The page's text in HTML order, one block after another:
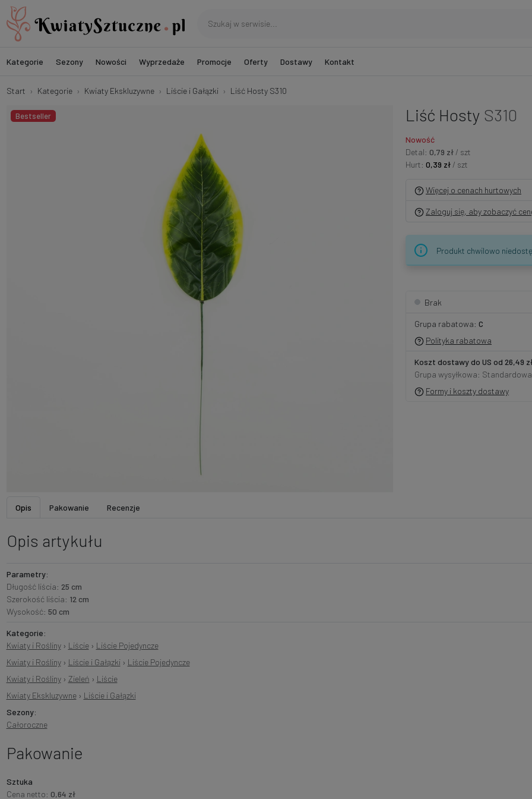
Kategorie Sezony Nowości Wyprzedaże Promocje Oferty Dostawy Kontakt
Start Kategorie Kwiaty Ekskluzywne Liście i Gałązki Liść Hosty S310
Bestseller Liść Hosty S310
Nowość
Detal: 0,79 zł / szt
Hurt: 0,39 zł / szt
Więcej o cenach hurtowych
Zaloguj się, aby zobaczyć
Produkt chwilowo
Brak
Grupa rabatowa: C
Polityka rabatowa
Koszt dostawy do US od 26,49
Grupa wysyłkowa: Standardowa
Formy i koszty dostawy
Opis Pakowanie Recenzje
Opis artykułu
Parametry:
Długość liścia: 25 cm
Szerokość liścia: 12 cm
Wysokość: 50 cm
Kategorie:
Kwiaty i Rośliny› Liście› Liście Pojedyncze
Kwiaty i Rośliny› Liście i Gałązki› Liście Pojedyncze
Kwiaty i Rośliny› Zieleń › Liście
Kwiaty Ekskluzywne› Liście i Gałązki
Sezony:
Całoroczne
Pakowanie
Sztuka
Cena netto: 0,64 zł